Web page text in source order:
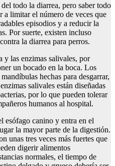
todo la diarrea, pero saber todo
a limitar el número de veces que
episodios y a reducir la
Por suerte, existen incluso
la diarrea para perros.
y las enzimas salivales, por
un bocado en la boca. Los
hechas para desgarrar,
salivales están diseñadas
por lo que pueden tolerar
humanos al hospital.
esófago canino y entra en el
la mayor parte de la digestión.
unas tres veces más fuertes que
digerir alimentos
normales, el tiempo de